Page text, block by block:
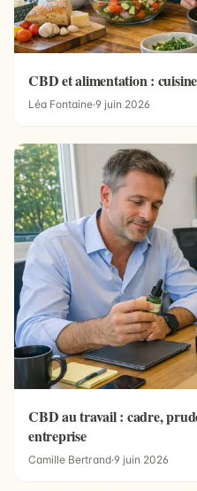
CBD et alimentation :
Léa Fontaine·9 juin 2026
CBD au travail : cadre,
entreprise
Camille Bertrand·9 juin 2026